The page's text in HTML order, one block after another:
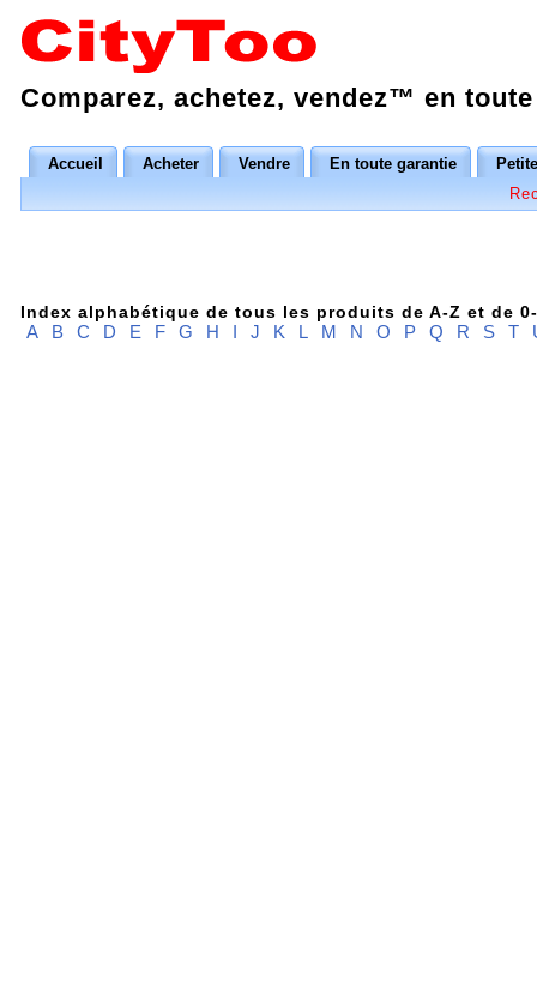
Comparez, achetez, vendez™ en
Accueil Acheter Vendre En toute garantie
Index alphabétique de tous les produits de A-Z et de
A B C D E F G H I J K L M N O P Q R S T